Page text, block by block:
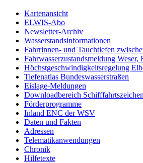
Kar­ten­an­sicht
EL­WIS-​Abo
Newslet­ter-​Ar­chiv
Was­ser­stands­in­for­ma­tio­nen
Fahr­rin­nen-​ und Tauch­tie­fen
Fahr­was­ser­zu­stands­mel­dung We­ser,
Höchst­ge­schwin­dig­keits­re­ge­lung
Tie­fe­n­at­las Bun­des­was­ser­stra­ßen
Eis­la­ge-​Mel­dun­gen
Dow­n­load­be­reich
För­der­pro­gram­me
In­land ENC der WSV
Da­ten und Fak­ten
Adres­sen
Te­le­ma­ti­kan­wen­dun­gen
Chro­nik
Hil­fe­tex­te